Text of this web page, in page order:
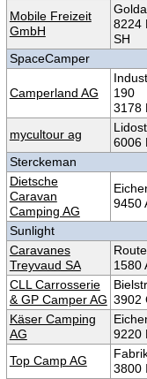
Mobile Freizeit
GmbH
8224
SH
SpaceCamper
Camperland AG
190
3178
mycultour ag
6006
Sterckeman
Dietsche
Caravan
Camping AG
9450
Sunlight
Caravanes
Treyvaud SA
1580
CLL Carrosserie
& GP Camper AG 3902
Käser Camping
AG
9220
Top Camp AG
3800